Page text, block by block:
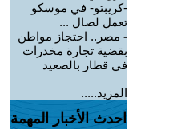
-كريبتو- في موسكو
تعمل لصال ...
- مصر.. احتجاز مواطن
بقضية تجارة مخدرات
في قطار بالصعيد
المزيد.....
احدث الأخبار المهمة